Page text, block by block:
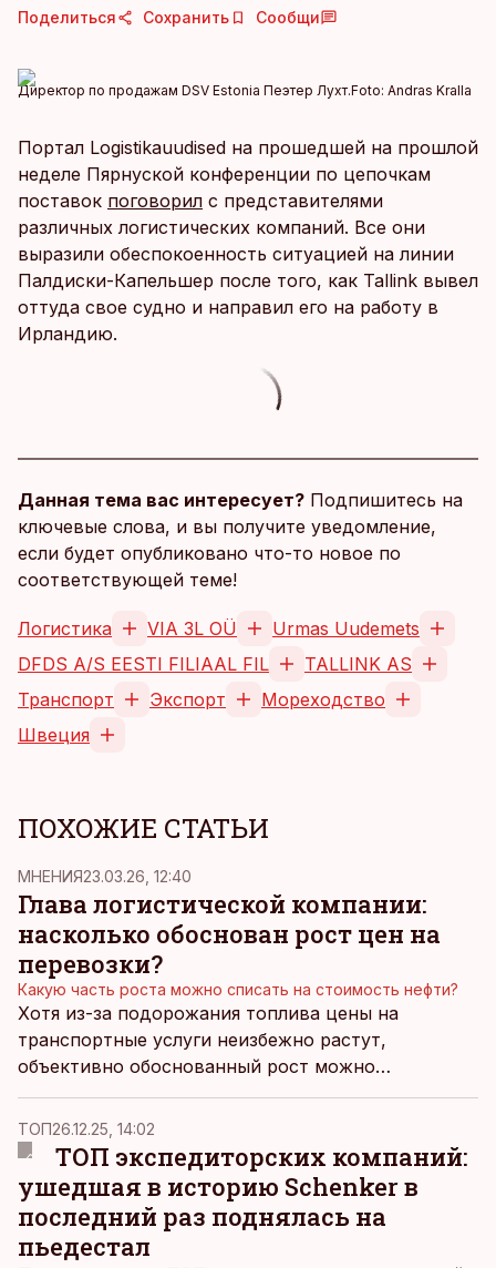
Поделиться Сохранить Сообщи
Директор по продажам DSV Estonia Пеэтер Лухт.Foto: Andras Kralla
Портал Logistikauudised на прошедшей на прошлой
неделе Пярнуской конференции по цепочкам
поставок поговорил с представителями
различных логистических компаний. Все они
выразили обеспокоенность ситуацией на линии
Палдиски-Капельшер после того, как Tallink вывел
оттуда свое судно и направил его на работу в
Ирландию.
Данная тема вас интересует? Подпишитесь на
ключевые слова, и вы получите уведомление,
если будет опубликовано что-то новое по
соответствующей теме!
Логистика VIA 3L OÜ
Urmas Uudemets
DFDS A/S EESTI FILIAAL FIL
TALLINK AS
Транспорт
Экспорт
Мореходство
Швеция
ПОХОЖИЕ СТАТЬИ
MНЕНИЯ23.03.26, 12:40
Глава логистической компании:
насколько обоснован рост цен на
перевозки?
Какую часть роста можно списать на стоимость нефти?
Хотя из-за подорожания топлива цены на
транспортные услуги неизбежно растут,
объективно обоснованный рост можно
рассчитать по простой шпаргалке, пишет глава
логистической компании Via 3L Урмас Уудеметс.
ТОП26.12.25, 14:02
ТОП экспедиторских компаний:
ушедшая в историю Schenker в
последний раз поднялась на
пьедестал